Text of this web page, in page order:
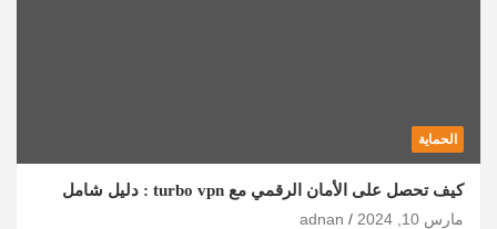
الحماية
كيف تحصل على الأمان الرقمي مع turbo vpn : دليل شامل
مارس 10, 2024
adnan